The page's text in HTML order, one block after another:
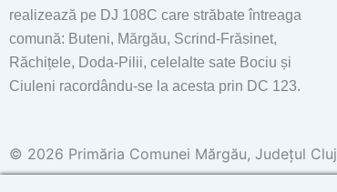
realizează pe DJ 108C care străbate întreaga
comună: Buteni, Mărgău, Scrind-Frăsinet,
Răchițele, Doda-Pilii, celelalte sate Bociu și
Ciuleni racordându-se la acesta prin DC 123.
© 2026 Primăria Comunei Mărgău, Județul Cluj